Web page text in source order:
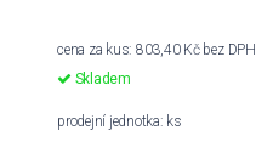
cena za kus: 803,40 Kč bez DPH
Skladem
prodejní jednotka: ks